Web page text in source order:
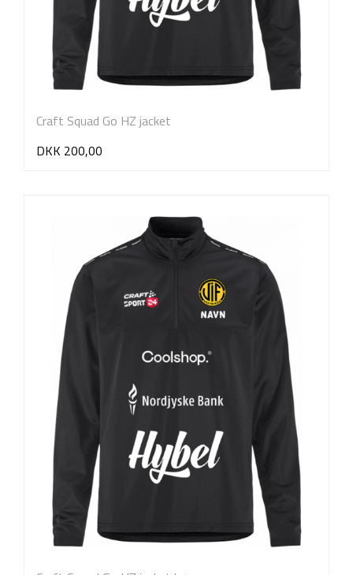
Craft Squad Go HZ jacket
DKK 200,00